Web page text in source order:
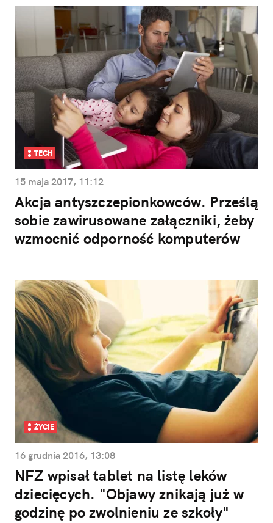
TECH
15 maja 2017, 11:12
Akcja antyszczepionkowców. Prześlą
sobie zawirusowane załączniki, żeby
wzmocnić odporność komputerów
ŻYCIE
16 grudnia 2016, 13:08
NFZ wpisał tablet na listę leków
dziecięcych. "Objawy znikają już w
godzinę po zwolnieniu ze szkoły"